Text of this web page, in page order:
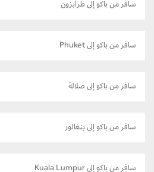
سافر من باكو إلى طرابزون
سافر من باكو إلى Phuket
سافر من باكو إلى صلالة
سافر من باكو إلى بنغالور
سافر من باكو إلى Kuala Lumpur